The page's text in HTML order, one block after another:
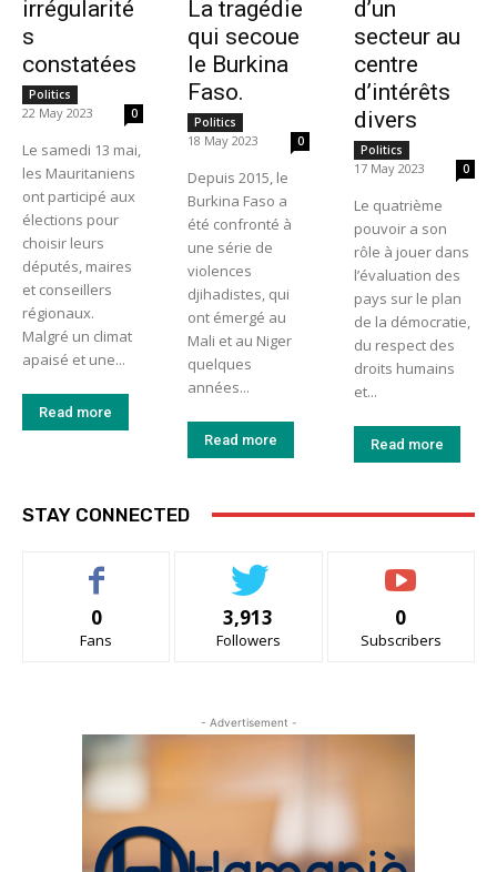
irrégularité
s
constatées
Politics
22 May 2023 0
Le samedi 13 mai,
les Mauritaniens
ont participé aux
élections pour
choisir leurs
députés, maires
et conseillers
régionaux.
Malgré un climat
apaisé et une...
Read more
La tragédie
qui secoue
le Burkina
Faso.
Politics
18 May 2023 0
Depuis 2015, le
Burkina Faso a
été confronté à
une série de
violences
djihadistes, qui
ont émergé au
Mali et au Niger
quelques
années...
Read more
d’un
secteur au
centre
d’intérêts
divers
Politics
17 May 2023 0
Le quatrième
pouvoir a son
rôle à jouer dans
l’évaluation des
pays sur le plan
de la démocratie,
du respect des
droits humains
et...
Read more
STAY CONNECTED
0
Fans
3,913
Followers
0
Subscribers
- Advertisement -